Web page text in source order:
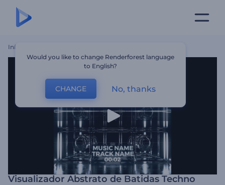
Início
Visualizador Abstrato de Batidas Techno
Would you like to change Renderforest language
to English?
CHANGE No, thanks